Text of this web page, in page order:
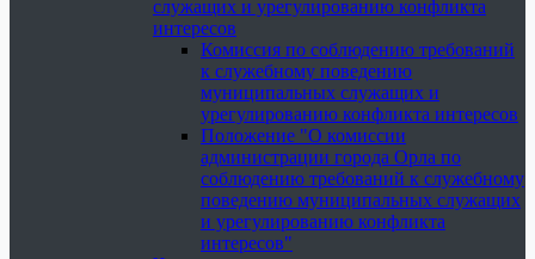
служащих и урегулированию конфликта
интересов
Комиссия по соблюдению требований
к служебному поведению
муниципальных служащих и
урегулированию конфликта интересов
Положение "О комиссии
администрации города Орла по
соблюдению требований к служебному
поведению муниципальных служащих
и урегулированию конфликта
интересов"